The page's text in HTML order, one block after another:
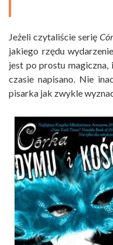
Jeżeli czytaliście serię
jakiego rzędu
jest po prostu
czasie napisano. Nie
pisarka jak zwykle